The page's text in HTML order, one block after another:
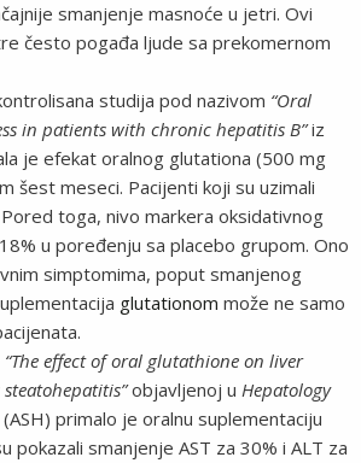
smanjenje masnoće u jetri. Ovi
često pogađa ljude sa prekomernom
studija pod nazivom “Oral
in patients with chronic hepatitis B”iz
je efekat oralnog glutationa (500 mg
šest meseci. Pacijenti koji su uzimali
toga, nivo markera oksidativnog
u poređenju sa placebo grupom. Ono
simptomima, poput smanjenog
glutationom može ne samo
“The effect of oral glutathione on liver
objavljenoj u Hepatology
primalo je oralnu suplementaciju
smanjenje AST za 30% i ALT za